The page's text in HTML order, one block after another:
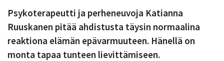
Psykoterapeutti ja perheneuvoja Katianna
Ruuskanen pitää ahdistusta täysin normaalina
reaktiona elämän epävarmuuteen. Hänellä on
monta tapaa tunteen lievittämiseen.